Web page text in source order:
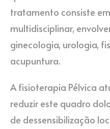
tratamento consiste
multidisciplinar,
ginecologia, urologia,
acupuntura.
A fisioterapia Pélvica
reduzir este quadro
de dessensibilização